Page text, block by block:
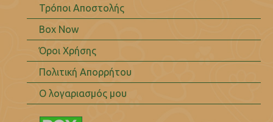
Τρόποι Αποστολής
Box Now
Όροι Χρήσης
Πολιτική Απορρήτου
Ο λογαριασμός μου